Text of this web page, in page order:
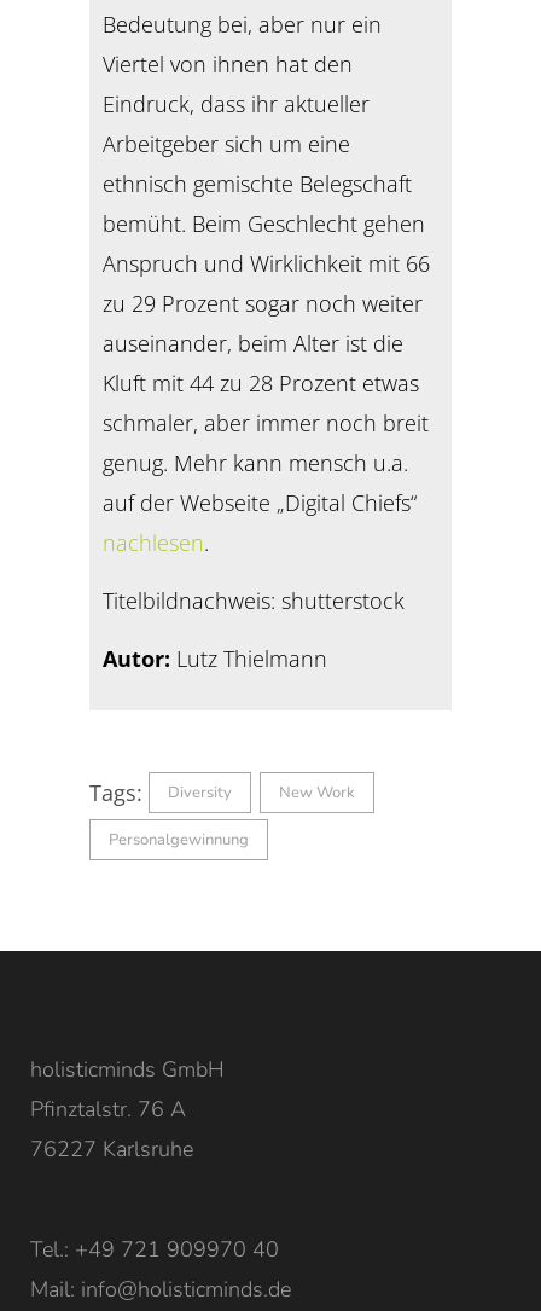
Bedeutung bei, aber nur ein
Viertel von ihnen hat den
Eindruck, dass ihr aktueller
Arbeitgeber sich um eine
ethnisch gemischte Belegschaft
bemüht. Beim Geschlecht gehen
Anspruch und Wirklichkeit mit 66
zu 29 Prozent sogar noch weiter
auseinander, beim Alter ist die
Kluft mit 44 zu 28 Prozent etwas
schmaler, aber immer noch breit
genug. Mehr kann mensch u.a.
auf der Webseite „Digital Chiefs“
nachlesen.
Titelbildnachweis: shutterstock
Autor: Lutz Thielmann
Tags: Diversity New Work
Personalgewinnung
holisticminds GmbH
Pfinztalstr. 76 A
76227 Karlsruhe
Tel.: +49 721 909970 40
Mail: info@holisticminds.de